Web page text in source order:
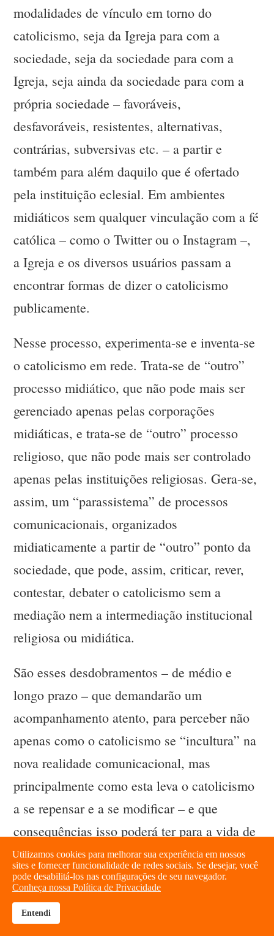
modalidades de vínculo em torno do
catolicismo, seja da Igreja para com a
sociedade, seja da sociedade para com a
Igreja, seja ainda da sociedade para com a
própria sociedade – favoráveis,
desfavoráveis, resistentes, alternativas,
contrárias, subversivas etc. – a partir e
também para além daquilo que é ofertado
pela instituição eclesial. Em ambientes
midiáticos sem qualquer vinculação com a fé
católica – como o Twitter ou o Instagram –,
a Igreja e os diversos usuários passam a
encontrar formas de dizer o catolicismo
publicamente.
Nesse processo, experimenta-se e inventa-se
o catolicismo em rede. Trata-se de “outro”
processo midiático, que não pode mais ser
gerenciado apenas pelas corporações
midiáticas, e trata-se de “outro” processo
religioso, que não pode mais ser controlado
apenas pelas instituições religiosas. Gera-se,
assim, um “parassistema” de processos
comunicacionais, organizados
midiaticamente a partir de “outro” ponto da
sociedade, que pode, assim, criticar, rever,
contestar, debater o catolicismo sem a
mediação nem a intermediação institucional
religiosa ou midiática.
São esses desdobramentos – de médio e
longo prazo – que demandarão um
acompanhamento atento, para perceber não
apenas como o catolicismo se “incultura” na
nova realidade comunicacional, mas
principalmente como esta leva o catolicismo
a se repensar e a se modificar – e que
consequências isso poderá ter para a vida de
fé e a própria catolicidade.
Leia mais...
-Deus digital, religiosidade online, fiel
brightness_high
Utilizamos cookies para melhorar sua experiência em nossos
sites e fornecer funcionalidade de redes sociais. Se desejar, você
pode desabilitá-los nas configurações de seu navegador.
Conheça nossa Política de Privacidade
Entendi